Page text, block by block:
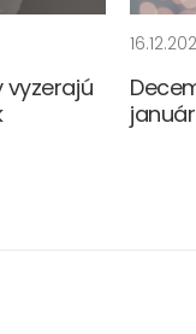
vyzerajú